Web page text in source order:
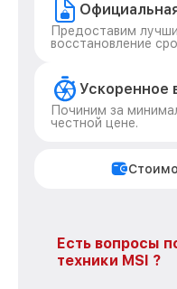
Предоставим
восстановление
Ускоренное
Починим за
честной цене.
Есть вопросы
техники MSI ?